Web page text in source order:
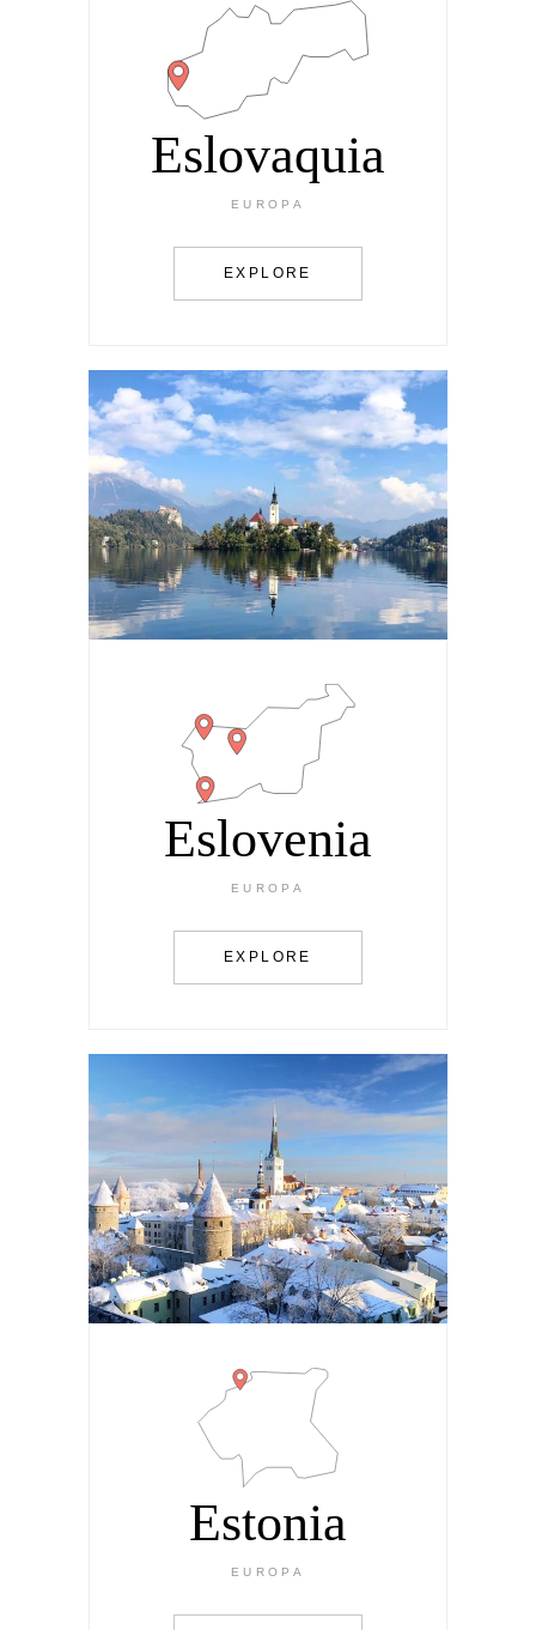
Eslovaquia
EUROPA
EXPLORE
Eslovenia
EUROPA
EXPLORE
Estonia
EUROPA